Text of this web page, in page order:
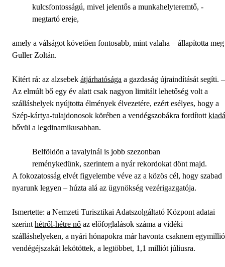
kulcsfontosságú, mivel jelentős a munkahelyteremtő, -
megtartó ereje,
amely a válságot követően fontosabb, mint valaha – állapította meg
Guller Zoltán.
Kitért rá: az alzsebek átjárhatósága a gazdaság újraindítását segíti. –
Az elmúlt bő egy év alatt csak nagyon limitált lehetőség volt a
szálláshelyek nyújtotta élmények élvezetére, ezért esélyes, hogy a
Szép-kártya-tulajdonosok körében a vendégszobákra fordított
bővül a legdinamikusabban.
Belföldön a tavalyinál is jobb szezonban
reménykedünk, szerintem a nyár rekordokat dönt majd.
A fokozatosság elvét figyelembe véve az a közös cél, hogy szabad
nyarunk legyen – húzta alá az ügynökség vezérigazgatója.
Ismertette: a Nemzeti Turisztikai Adatszolgáltató Központ adatai
szerint hétről-hétre nő az előfoglalások száma a vidéki
szálláshelyeken, a nyári hónapokra már havonta csaknem egymillió
vendégéjszakát lekötöttek, a legtöbbet, 1,1 milliót júliusra.